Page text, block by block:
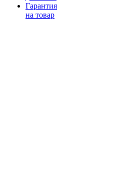
Гарантия
на товар